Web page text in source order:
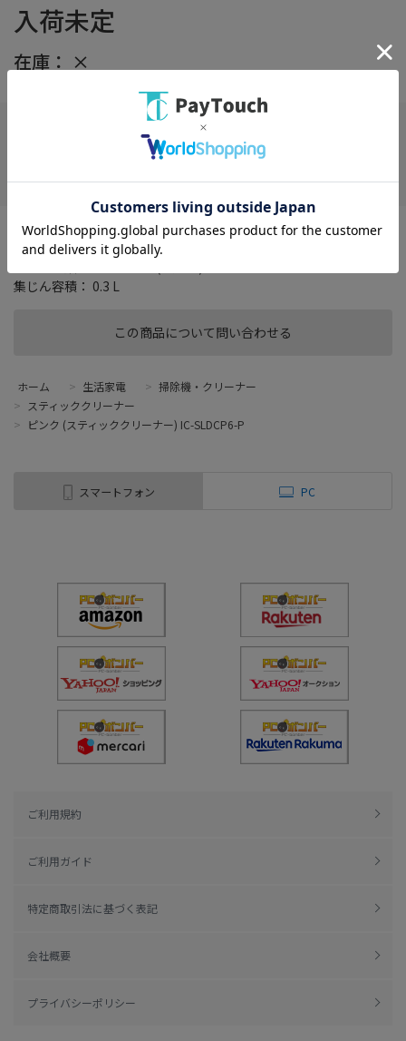
入荷未定
在庫： ×
この商品について問い合わせる
在庫がありません
タイプ： スティック/ ハンディ
集じん方式： 紙パック
集じん容積： 0.3 L
ホーム > 生活家電 > 掃除機・クリーナー
> スティッククリーナー
> ピンク (スティッククリーナー) IC-SLDCP6-P
スマートフォン PC
ご利用規約
ご利用ガイド
特定商取引法に基づく表記
会社概要
プライバシーポリシー